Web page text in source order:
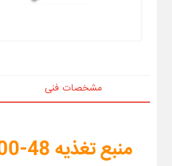
مشخصات فنی
منبع تغذیه SE-600-48